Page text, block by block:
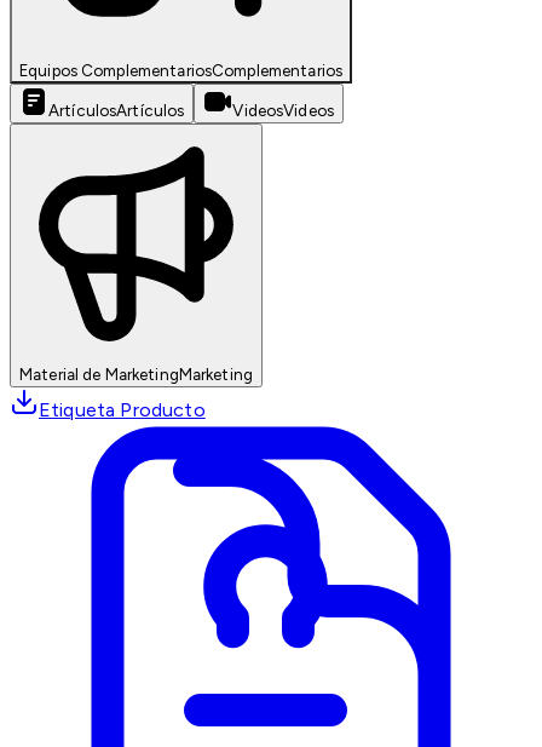
Equipos ComplementariosComplementarios
ArtículosArtículos VideosVideos
Material de MarketingMarketing
Etiqueta Producto